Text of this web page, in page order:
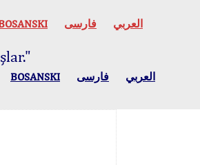
العربي فارسی
BOSANSKI العربي فارسی